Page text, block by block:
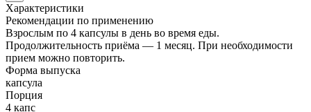
Характеристики
Рекомендации по применению
Взрослым по 4 капсулы в день во время еды.
Продолжительность приёма — 1 месяц. При необходимости
прием можно повторить.
Форма выпуска
капсула
Порция
4 капс